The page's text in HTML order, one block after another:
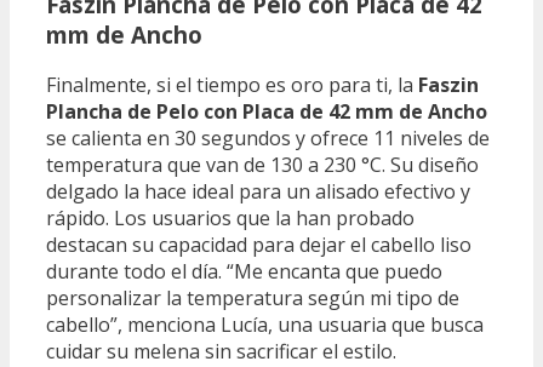
mm de Ancho
Finalmente, si el tiempo es oro para ti, la Faszin
Plancha de Pelo con Placa de 42 mm de Ancho
se calienta en 30 segundos y ofrece 11 niveles de
temperatura que van de 130 a 230 °C. Su diseño
delgado la hace ideal para un alisado efectivo y
rápido. Los usuarios que la han probado
destacan su capacidad para dejar el cabello liso
durante todo el día. “Me encanta que puedo
personalizar la temperatura según mi tipo de
cabello”, menciona Lucía, una usuaria que busca
cuidar su melena sin sacrificar el estilo.